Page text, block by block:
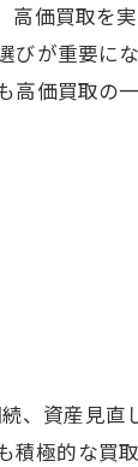
び方が重要
定基準
を伝授
極める方法
高価買取を
びが重要に
価買取の一
、資産見
極的な買